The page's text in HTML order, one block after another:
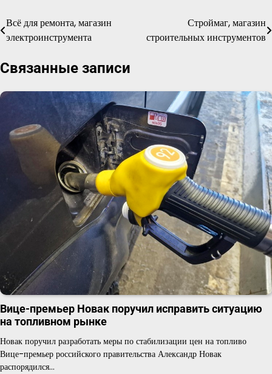
Навигация
записям
Всё для ремонта, магазин
электроинструмента
Строймаг, магазин
строительных инструментов
Связанные записи
Вице-премьер Новак поручил исправить ситуацию
на топливном рынке
Новак поручил разработать меры по стабилизации цен на топливо
Вице-премьер российского правительства Александр Новак
распорядился…